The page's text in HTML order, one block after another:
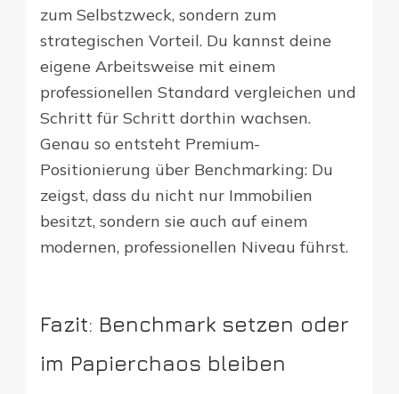
zum Selbstzweck, sondern zum
strategischen Vorteil. Du kannst deine
eigene Arbeitsweise mit einem
professionellen Standard vergleichen und
Schritt für Schritt dorthin wachsen.
Genau so entsteht Premium-
Positionierung über Benchmarking: Du
zeigst, dass du nicht nur Immobilien
besitzt, sondern sie auch auf einem
modernen, professionellen Niveau führst.
Fazit: Benchmark setzen oder
im Papierchaos bleiben